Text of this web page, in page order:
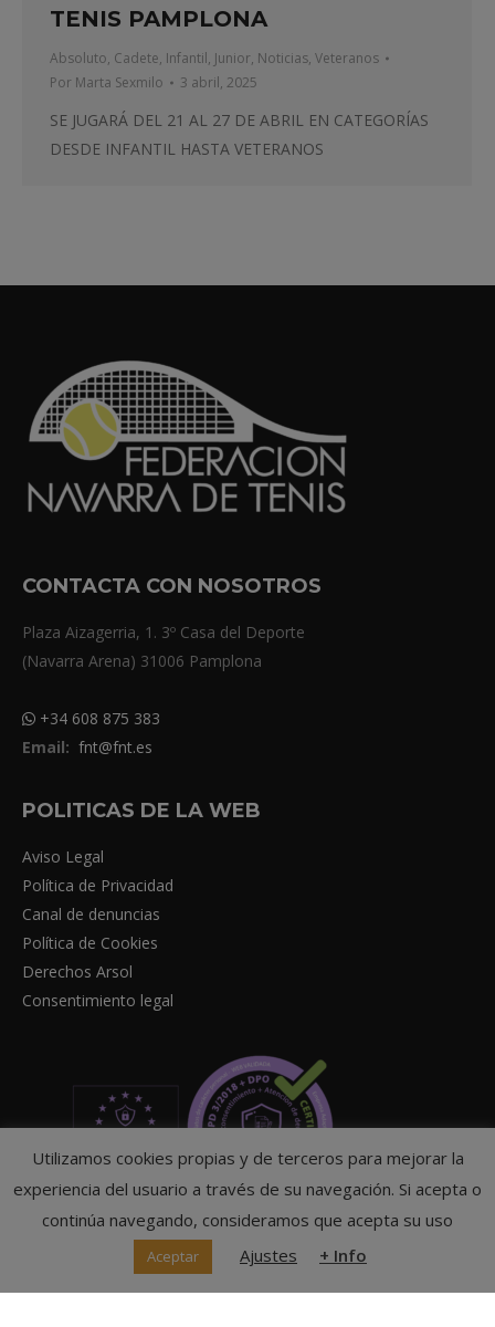
TENIS PAMPLONA
Absoluto, Cadete, Infantil, Junior, Noticias, Veteranos
Por Marta Sexmilo 3 abril, 2025
SE JUGARÁ DEL 21 AL 27 DE ABRIL EN CATEGORÍAS
DESDE INFANTIL HASTA VETERANOS
CONTACTA CON NOSOTROS
Plaza Aizagerria, 1. 3º Casa del Deporte
(Navarra Arena) 31006 Pamplona
+34 608 875 383
Email: fnt@fnt.es
POLITICAS DE LA WEB
Aviso Legal
Política de Privacidad
Canal de denuncias
Política de Cookies
Derechos Arsol
Consentimiento legal
© Federación Navarra de Tenis
Utilizamos cookies propias y de terceros para mejorar la
experiencia del usuario a través de su navegación. Si acepta o
continúa navegando, consideramos que acepta su uso
Aceptar Ajustes + Info